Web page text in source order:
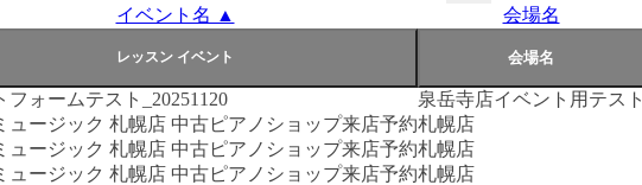
イベント名 ▲ 会場名
フォームテスト_20251120 泉岳寺店イベント用テスト
ュージック 札幌店 中古ピアノショップ来店予約札幌店
ュージック 札幌店 中古ピアノショップ来店予約札幌店
ュージック 札幌店 中古ピアノショップ来店予約札幌店